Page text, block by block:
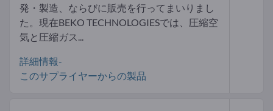
発・製造、ならびに販売を行ってまいりまし
た。現在BEKO TECHNOLOGIESでは、圧縮空
気と圧縮ガス...
詳細情報-
このサプライヤーからの製品